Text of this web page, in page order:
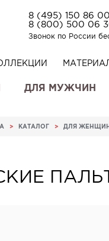
8 (495) 150 86 00
8 (800) 500 06
Звонок по России
ДЛЯ МУЖЧИН
> КАТАЛОГ > ДЛЯ ЖЕНЩИН